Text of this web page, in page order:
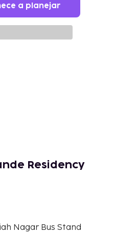
a planejar
Residency
Nagar Bus Stand